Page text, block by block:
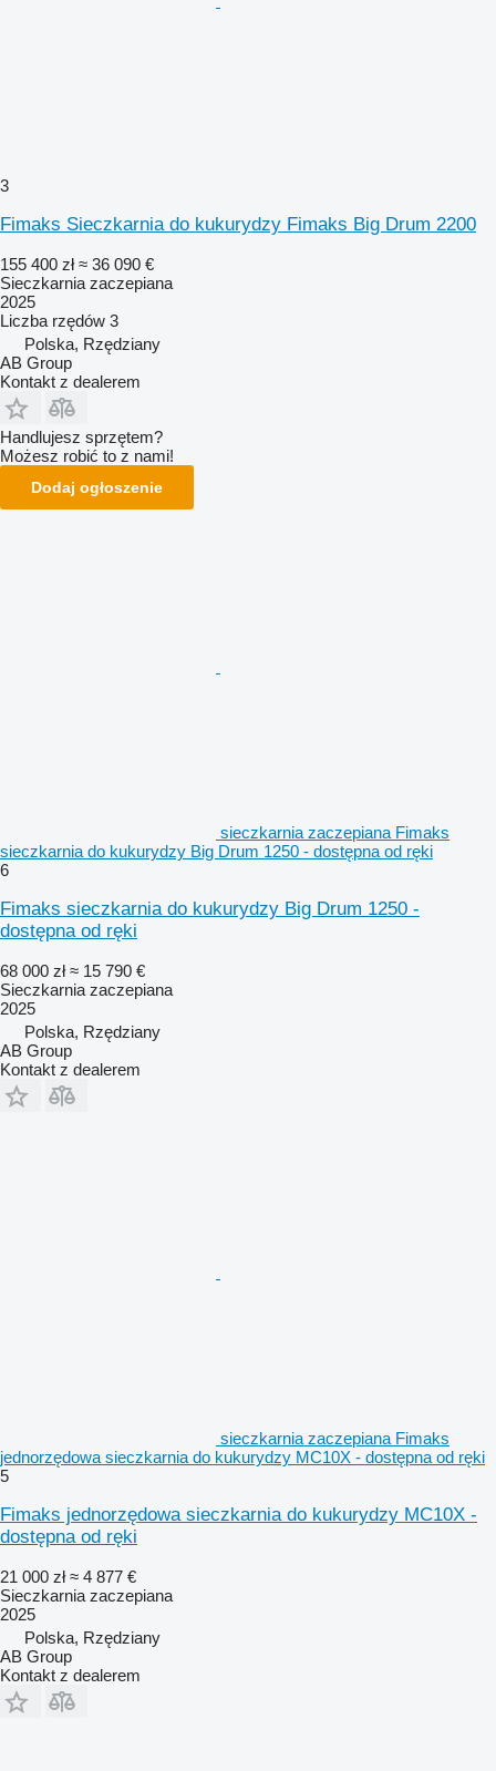
3
Fimaks Sieczkarnia do kukurydzy Fimaks Big Drum 2200
155 400 zł ≈ 36 090 €
Sieczkarnia zaczepiana
2025
Liczba rzędów 3
Polska, Rzędziany
AB Group
Kontakt z dealerem
Handlujesz sprzętem?
Możesz robić to z nami!
Dodaj ogłoszenie
sieczkarnia zaczepiana Fimaks
sieczkarnia do kukurydzy Big Drum 1250 - dostępna od ręki
6
Fimaks sieczkarnia do kukurydzy Big Drum 1250 -
dostępna od ręki
68 000 zł ≈ 15 790 €
Sieczkarnia zaczepiana
2025
Polska, Rzędziany
AB Group
Kontakt z dealerem
sieczkarnia zaczepiana Fimaks
jednorzędowa sieczkarnia do kukurydzy MC10X - dostępna od ręki
5
Fimaks jednorzędowa sieczkarnia do kukurydzy MC10X -
dostępna od ręki
21 000 zł ≈ 4 877 €
Sieczkarnia zaczepiana
2025
Polska, Rzędziany
AB Group
Kontakt z dealerem